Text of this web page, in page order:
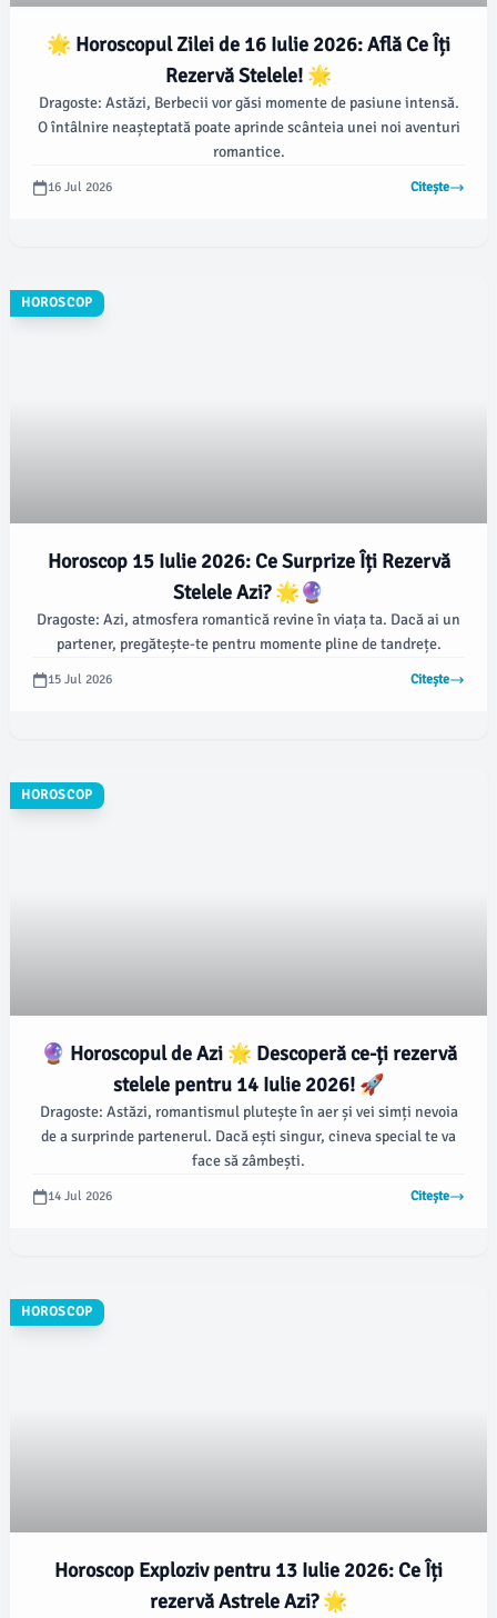
🌟 Horoscopul Zilei de 16 Iulie 2026: Află Ce Îți
Rezervă Stelele! 🌟
Dragoste: Astăzi, Berbecii vor găsi momente de pasiune intensă.
O întâlnire neașteptată poate aprinde scânteia unei noi aventuri
romantice.
16 Jul 2026 Citește
HOROSCOP
Horoscop 15 Iulie 2026: Ce Surprize Îți Rezervă
Stelele Azi? 🌟🔮
Dragoste: Azi, atmosfera romantică revine în viața ta. Dacă ai un
partener, pregătește-te pentru momente pline de tandrețe.
15 Jul 2026 Citește
HOROSCOP
🔮 Horoscopul de Azi 🌟 Descoperă ce-ți rezervă
stelele pentru 14 Iulie 2026! 🚀
Dragoste: Astăzi, romantismul plutește în aer și vei simți nevoia
de a surprinde partenerul. Dacă ești singur, cineva special te va
face să zâmbești.
14 Jul 2026 Citește
HOROSCOP
Horoscop Exploziv pentru 13 Iulie 2026: Ce Îți
rezervă Astrele Azi? 🌟